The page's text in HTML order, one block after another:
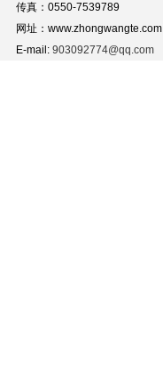
传真：0550-7539789
网址：www.zhongwangte.com
E-mail: 903092774@qq.com